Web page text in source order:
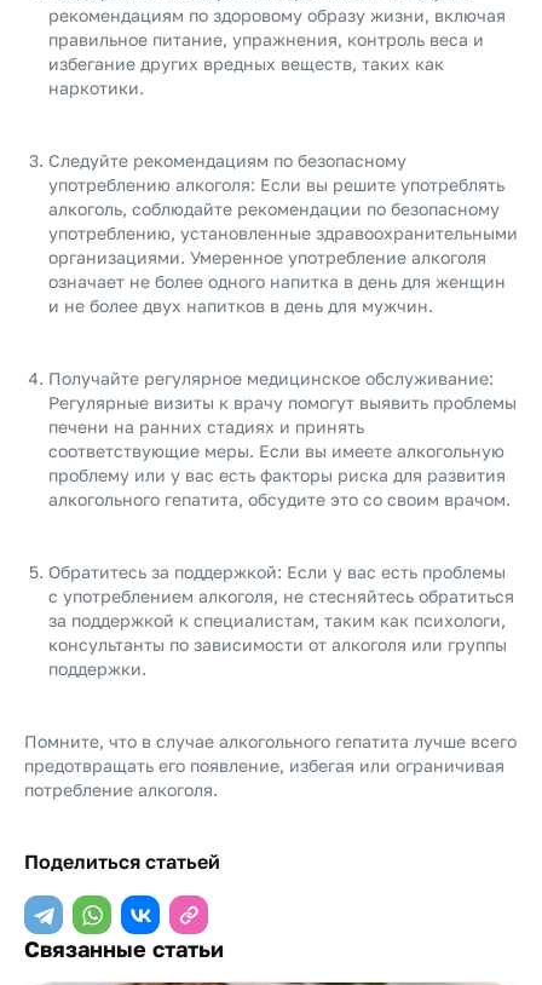
рекомендациям по здоровому образу жизни, включая
правильное питание, упражнения, контроль веса и
избегание других вредных веществ, таких как
наркотики.
Следуйте рекомендациям по безопасному
употреблению алкоголя: Если вы решите употреблять
алкоголь, соблюдайте рекомендации по безопасному
употреблению, установленные здравоохранительными
организациями. Умеренное употребление алкоголя
означает не более одного напитка в день для женщин
и не более двух напитков в день для мужчин.
Получайте регулярное медицинское обслуживание:
Регулярные визиты к врачу помогут выявить проблемы
печени на ранних стадиях и принять
соответствующие меры. Если вы имеете алкогольную
проблему или у вас есть факторы риска для развития
алкогольного гепатита, обсудите это со своим врачом.
Обратитесь за поддержкой: Если у вас есть проблемы
с употреблением алкоголя, не стесняйтесь обратиться
за поддержкой к специалистам, таким как психологи,
консультанты по зависимости от алкоголя или группы
поддержки.
Помните, что в случае алкогольного гепатита лучше всего
предотвращать его появление, избегая или ограничивая
потребление алкоголя.
Поделиться статьей
Связанные статьи